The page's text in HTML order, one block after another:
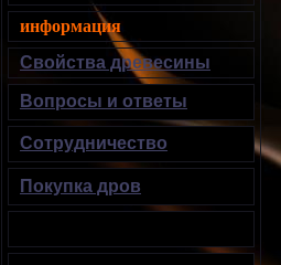
информация
Свойства древесины
Вопросы и ответы
Сотрудничество
Покупка дров